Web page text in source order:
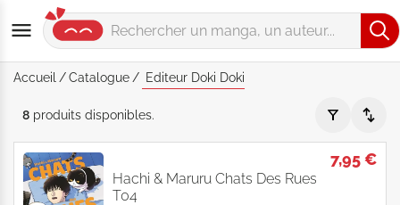
Accueil Catalogue Editeur Doki Doki
Editeur "Doki Doki" - Par Date de parution - Catalogue
8 produits disponibles.
7,95 €
Hachi & Maruru Chats Des Rues
T04